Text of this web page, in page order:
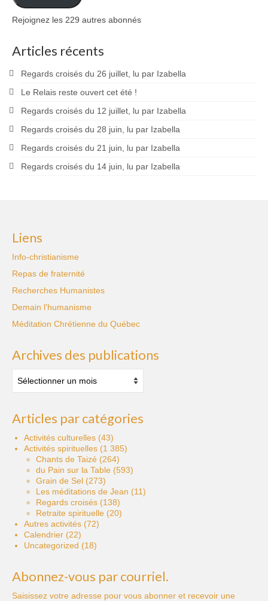
Rejoignez les 229 autres abonnés
Articles récents
Regards croisés du 26 juillet, lu par Izabella
Le Relais reste ouvert cet été !
Regards croisés du 12 juillet, lu par Izabella
Regards croisés du 28 juin, lu par Izabella
Regards croisés du 21 juin, lu par Izabella
Regards croisés du 14 juin, lu par Izabella
Liens
Info-christianisme
Repas de fraternité
Recherches Humanistes
Demain l'humanisme
Méditation Chrétienne du Québec
Archives des publications
des
publications
Articles par catégories
Activités culturelles (43)
Activités spirituelles (1 385)
Chants de Taizé (264)
du Pain sur la Table (593)
Grain de Sel (273)
Les méditations de Jean (11)
Regards croisés (138)
Retraite spirituelle (20)
Autres activités (72)
Calendrier (22)
Uncategorized (18)
Abonnez-vous par courriel.
Saisissez votre adresse pour vous abonner et recevoir une